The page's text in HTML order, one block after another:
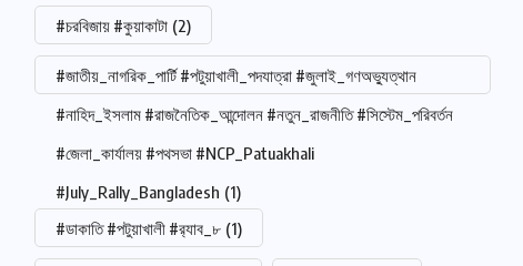
#চরবিজায় #কুয়াকাটা (2)
#জাতীয়_নাগরিক_পার্টি #পটুয়াখালী_পদযাত্রা #জুলাই_গণঅভ্যুত্থান
#নাহিদ_ইসলাম #রাজনৈতিক_আন্দোলন #নতুন_রাজনীতি #সিস্টেম_পরিবর্তন
#জেলা_কার্যালয় #পথসভা #NCP_Patuakhali
#July_Rally_Bangladesh (1)
#ডাকাতি #পটুয়াখালী #র‍্যাব_৮ (1)